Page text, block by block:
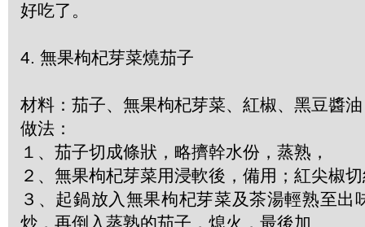
好吃了。
4. 無果枸杞芽菜燒茄子
材料：茄子、無果枸杞芽菜、紅椒、黑豆醬油
做法：
１、茄子切成條狀，略擠幹水份，蒸熟，
２、無果枸杞芽菜用浸軟後，備用；紅尖椒
３、起鍋放入無果枸杞芽菜及茶湯輕熟至出
炒，再倒入蒸熟的茄子，熄火，最後加